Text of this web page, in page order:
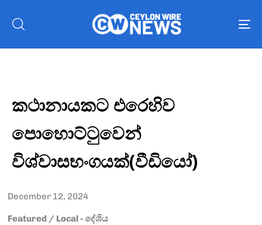
කථානායකට එරෙහිව
පොහොට්ටුවෙන්
විශ්වාසභංගයක්(වීඩියෝ)
December 12, 2024
Featured / Local - දේශිය